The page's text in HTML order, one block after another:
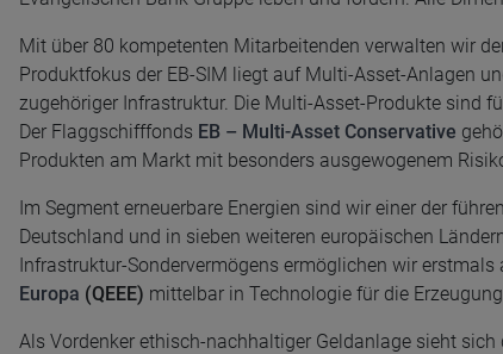
Mit über 80 kompetenten Mitarbeitenden verwalten wir
Produktfokus der EB-SIM liegt auf Multi-Asset-Anlagen
zugehöriger Infrastruktur. Die Multi-Asset-Produkte sind
Der Flaggschifffonds EB – Multi-Asset Conservative
Produkten am Markt mit besonders ausgewogenem
Im Segment erneuerbare Energien sind wir einer der
Deutschland und in sieben weiteren europäischen
Infrastruktur-Sondervermögens ermöglichen wir erstmals
Europa (QEEE) mittelbar in Technologie für die
Als Vordenker ethisch-nachhaltiger Geldanlage sieht